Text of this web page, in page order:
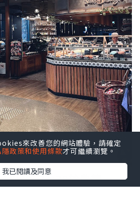
18:30–21:30於啟德
來改善您的網站體驗，請確定
隱政策和使用條款才可繼續瀏覽。
我已閱讀及同意